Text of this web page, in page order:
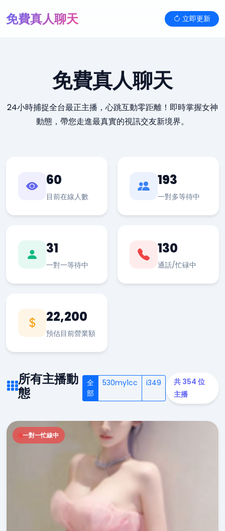
免費真人聊天 立即更新
免費真人聊天
24小時捕捉全台最正主播，心跳互動零距離！即時掌握女神
動態，帶您走進最真實的視訊交友新境界。
60
目前在線人數
193
一對多等待中
31
一對一等待中
130
通話/忙碌中
22,200
預估目前營業額
所有主播動
態
全
部
530my1cc i349
共 354 位
主播
一對一忙線中